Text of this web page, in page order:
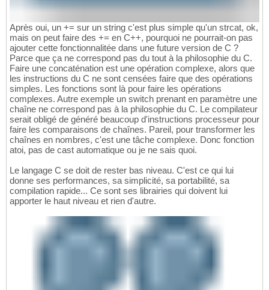
Après oui, un += sur un string c'est plus simple qu'un strcat, ok,
mais on peut faire des += en C++, pourquoi ne pourrait-on pas
ajouter cette fonctionnalitée dans une future version de C ?
Parce que ça ne correspond pas du tout à la philosophie du C.
Faire une concaténation est une opération complexe, alors que
les instructions du C ne sont censées faire que des opérations
simples. Les fonctions sont là pour faire les opérations
complexes. Autre exemple un switch prenant en paramètre une
chaîne ne correspond pas à la philosophie du C. Le compilateur
serait obligé de généré beaucoup d'instructions processeur pour
faire les comparaisons de chaînes. Pareil, pour transformer les
chaînes en nombres, c'est une tâche complexe. Donc fonction
atoi, pas de cast automatique ou je ne sais quoi.
Le langage C se doit de rester bas niveau. C'est ce qui lui
donne ses performances, sa simplicité, sa portabilité, sa
compilation rapide... Ce sont ses librairies qui doivent lui
apporter le haut niveau et rien d'autre.